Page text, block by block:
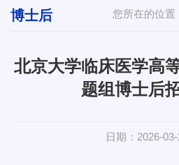
您所在的位置
博士后
北京大学临床医学高
题组博士后
日期：2026-